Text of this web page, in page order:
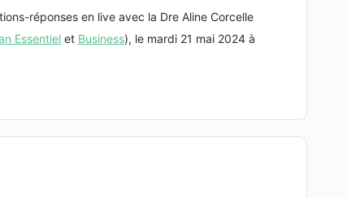
réponses en live avec la Dre Aline Corcelle
Essentiel et Business), le mardi 21 mai 2024 à